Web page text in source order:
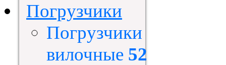
Погрузчики
Погрузчики
вилочные 52